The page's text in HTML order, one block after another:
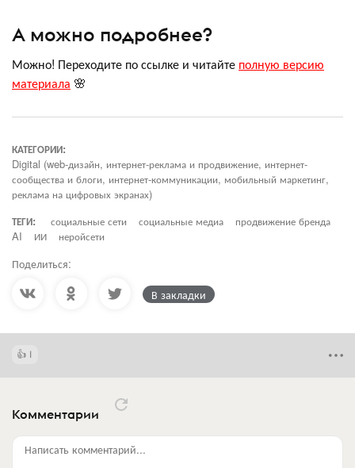
А можно подробнее?
Можно! Переходите по ссылке и читайте полную версию
материала 🌸
КАТЕГОРИИ:
Digital (web-дизайн, интернет-реклама и продвижение, интернет-
сообщества и блоги, интернет-коммуникации, мобильный маркетинг,
реклама на цифровых экранах)
ТЕГИ:
социальные сети социальные медиа
продвижение бренда
AI
ИИ неройсети
Поделиться:
В закладки
1
Комментарии
Написать комментарий...